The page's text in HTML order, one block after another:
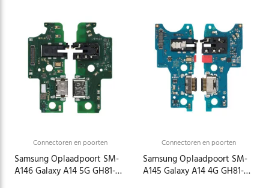
Connectoren en poorten
Samsung Oplaadpoort SM-
A146 Galaxy A14 5G GH81-
Connectoren en poorten
Samsung Oplaadpoort SM-
A145 Galaxy A14 4G GH81-